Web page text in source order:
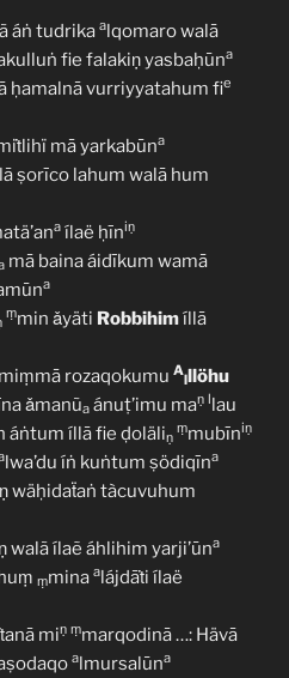
áṅ tudrika alqomaro walā
fie falakiṇ yasbaḥūna
ḥamalnā vurriyyatahum fie
mā yarkabūna
ṣorīco lahum walā hum
a ílaë ḥīniṇ
mā baina áidīkum wamā
a
ṃmin ǎyäti Robbihimíllā
miṃmā rozaqokumu A
lllöhu
ǎmanũa ánuṭ’imu maṇ llau
áṅtum íllā fie ḍoläliṇ
ṃmubīniṇ
lwa’du íṅ kuṅtum ṣödiqīna
wäḥidaẗaṅ tàcuvuhum
walã ílaẽ áhlihim yarji’ūna
ṃmina alájdāṫi ílaë
miṇ ṃmarqodinā …: Hävā
almursalūna